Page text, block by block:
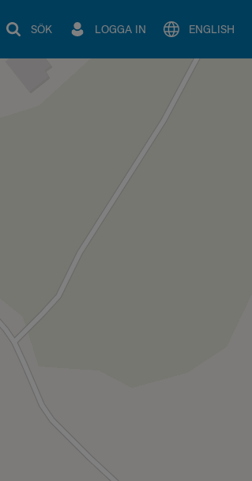
SÖK LOGGA IN ENGLISH